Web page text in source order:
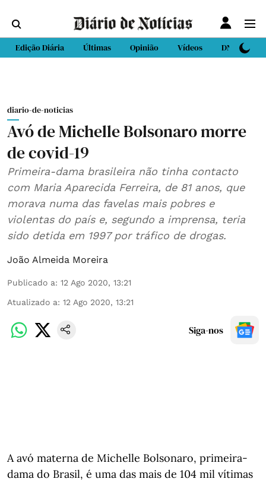
Edição Diária Últimas Opinião Vídeos DN Sport
diario-de-noticias
Avó de Michelle Bolsonaro morre
de covid-19
Primeira-dama brasileira não tinha contacto
com Maria Aparecida Ferreira, de 81 anos, que
morava numa das favelas mais pobres e
violentas do país e, segundo a imprensa, teria
sido detida em 1997 por tráfico de drogas.
João Almeida Moreira
Publicado a: 12 Ago 2020, 13:21
Atualizado a: 12 Ago 2020, 13:21
Siga-nos
A avó materna de Michelle Bolsonaro, primeira-
dama do Brasil, é uma das mais de 104 mil vítimas